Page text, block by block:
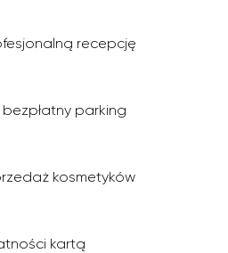
recepcję
parking
kosmetyków
kartą